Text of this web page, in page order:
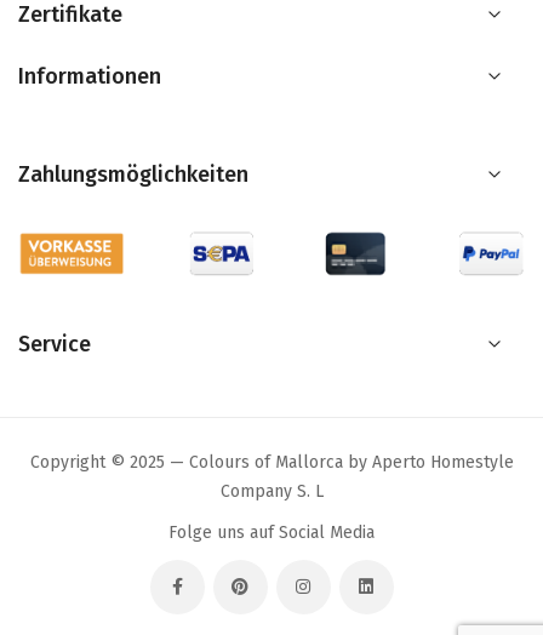
Zertifikate
Informationen
Zahlungsmöglichkeiten
Service
Copyright © 2025 — Colours of Mallorca by Aperto Homestyle
Company S. L
Folge uns auf Social Media